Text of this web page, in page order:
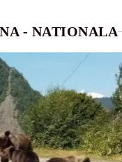
- NATIONALA